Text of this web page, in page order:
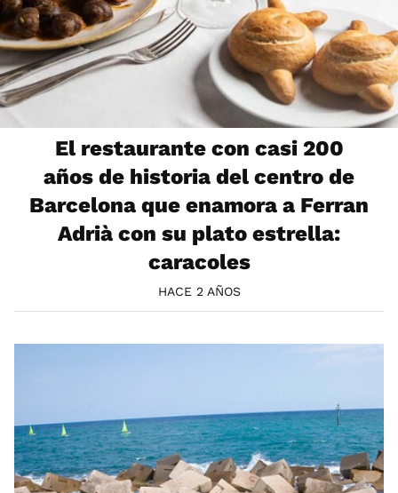
El restaurante con casi 200
años de historia del centro de
Barcelona que enamora a Ferran
Adrià con su plato estrella:
caracoles
HACE 2 AÑOS